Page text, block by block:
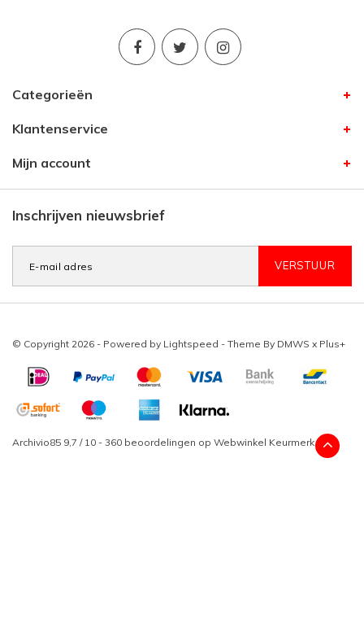
Categorieën
Klantenservice
Mijn account
Inschrijven nieuwsbrief
VERSTUUR
© Copyright 2026 - Powered by Lightspeed - Theme By DMWS x Plus+
Archivio85 9,7 / 10 - 360 beoordelingen op Webwinkel Keurmerk